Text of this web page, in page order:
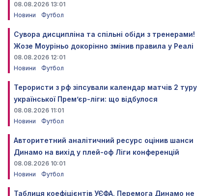
08.08.2026 13:01
Новини
Футбол
Сувора дисципліна та спільні обіди з тренерами!
Жозе Моуріньо докорінно змінив правила у Реалі
08.08.2026 12:01
Новини
Футбол
Терористи з рф зіпсували календар матчів 2 туру
української Прем’єр-ліги: що відбулося
08.08.2026 11:01
Новини
Футбол
Авторитетний аналітичний ресурс оцінив шанси
Динамо на вихід у плей-оф Ліги конференцій
08.08.2026 10:01
Новини
Футбол
Таблиця коефіцієнтів УЄФА. Перемога Динамо не